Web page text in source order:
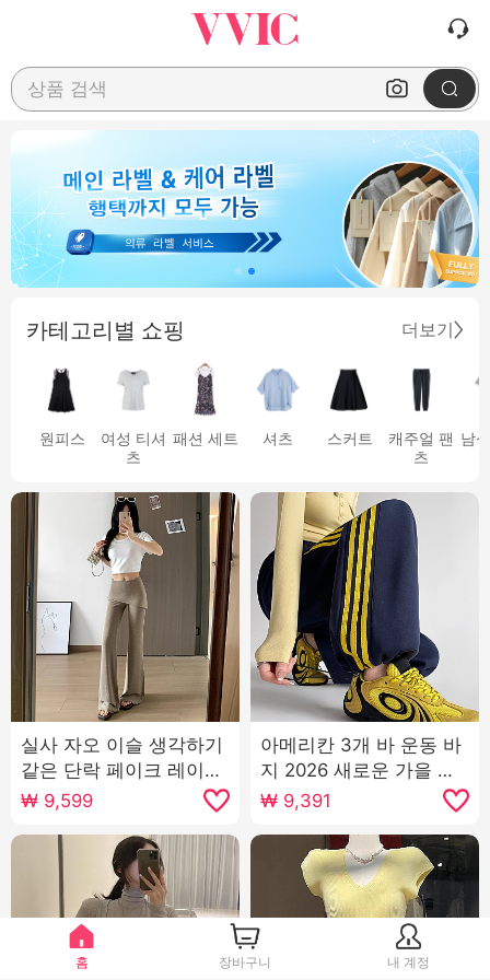
상품 검색
카테고리별 쇼핑 더보기
원피스
여성 티셔
츠
패션 세트 셔츠 스커트
캐주얼 팬
츠
남
실사 자오 이슬 생각하기
같은 단락 페이크 레이어
드 방귀 커튼 마이크로 매
운맛 바지 여성 여름 하이
웨이스트 슬림해 보이는
캐주얼 운동 플레어 바지
₩ 9,599
아메리칸 3개 바 운동 바
지 2026 새로운 가을 하
이웨이스트 넓은 다리 조
거 캐주얼 바지 웨이 바지
워크웨어 팬츠
₩ 9,391
홈 장바구니 내 계정